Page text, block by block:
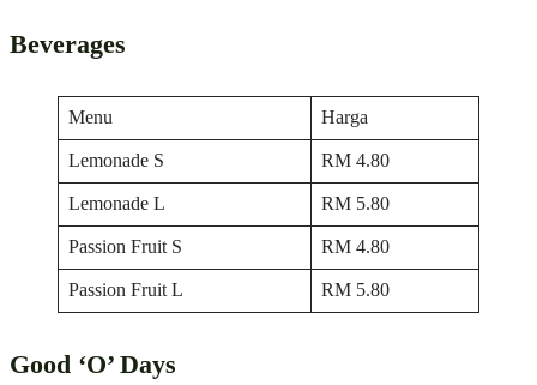
Beverages
Menu
Harga
Lemonade S
RM 4.80
Lemonade L
RM 5.80
Passion Fruit S
RM 4.80
Passion Fruit L
RM 5.80
Good ‘O’ Days